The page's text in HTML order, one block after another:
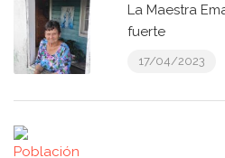
La Maestra
fuerte
17/04/2023